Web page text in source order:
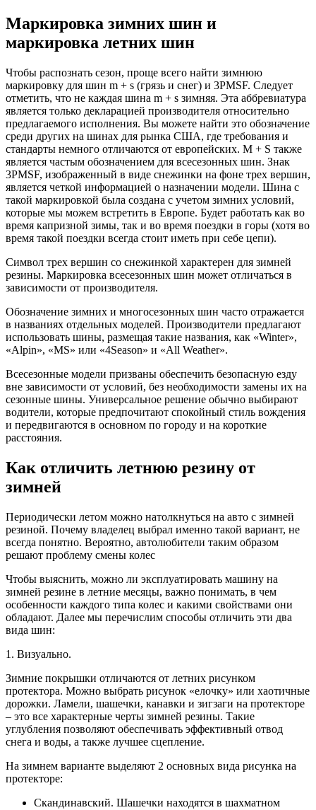
Маркировка зимних шин и
маркировка летних шин
Чтобы распознать сезон, проще всего найти зимнюю
маркировку для шин m + s (грязь и снег) и 3PMSF. Следует
отметить, что не каждая шина m + s зимняя. Эта аббревиатура
является только декларацией производителя относительно
предлагаемого исполнения. Вы можете найти это обозначение
среди других на шинах для рынка США, где требования и
стандарты немного отличаются от европейских. M + S также
является частым обозначением для всесезонных шин. Знак
3PMSF, изображенный в виде снежинки на фоне трех вершин,
является четкой информацией о назначении модели. Шина с
такой маркировкой была создана с учетом зимних условий,
которые мы можем встретить в Европе. Будет работать как во
время капризной зимы, так и во время поездки в горы (хотя во
время такой поездки всегда стоит иметь при себе цепи).
Символ трех вершин со снежинкой характерен для зимней
резины. Маркировка всесезонных шин может отличаться в
зависимости от производителя.
Обозначение зимних и многосезонных шин часто отражается
в названиях отдельных моделей. Производители предлагают
использовать шины, размещая такие названия, как «Winter»,
«Alpin», «MS» или «4Season» и «All Weather».
Всесезонные модели призваны обеспечить безопасную езду
вне зависимости от условий, без необходимости замены их на
сезонные шины. Универсальное решение обычно выбирают
водители, которые предпочитают спокойный стиль вождения
и передвигаются в основном по городу и на короткие
расстояния.
Как отличить летнюю резину от
зимней
Периодически летом можно натолкнуться на авто с зимней
резиной. Почему владелец выбрал именно такой вариант, не
всегда понятно. Вероятно, автолюбители таким образом
решают проблему смены колес
Чтобы выяснить, можно ли эксплуатировать машину на
зимней резине в летние месяцы, важно понимать, в чем
особенности каждого типа колес и какими свойствами они
обладают. Далее мы перечислим способы отличить эти два
вида шин:
1. Визуально.
Зимние покрышки отличаются от летних рисунком
протектора. Можно выбрать рисунок «елочку» или хаотичные
дорожки. Ламели, шашечки, канавки и зигзаги на протекторе
– это все характерные черты зимней резины. Такие
углубления позволяют обеспечивать эффективный отвод
снега и воды, а также лучшее сцепление.
На зимнем варианте выделяют 2 основных вида рисунка на
протекторе:
Скандинавский. Шашечки находятся в шахматном